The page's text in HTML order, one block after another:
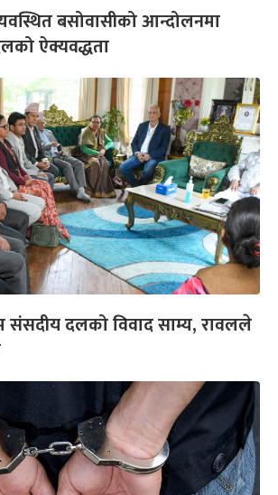
बसोवासीको आन्दोलनमा
ऐक्यवद्धता
संसदीय दलको विवाद साम्य, रावलले